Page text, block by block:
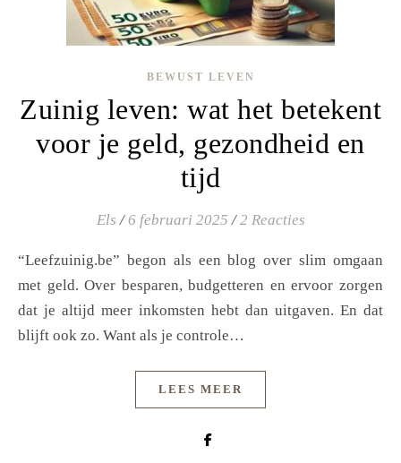
BEWUST LEVEN
Zuinig leven: wat het betekent
voor je geld, gezondheid en
tijd
Els / 6 februari 2025 / 2 Reacties
“Leefzuinig.be” begon als een blog over slim omgaan
met geld. Over besparen, budgetteren en ervoor zorgen
dat je altijd meer inkomsten hebt dan uitgaven. En dat
blijft ook zo. Want als je controle…
LEES MEER